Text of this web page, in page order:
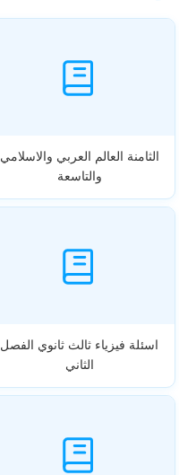
الثامنة العالم العربي والاسلامي
والتاسعة
اسئلة فيزياء ثالث ثانوي الفصل
الثاني